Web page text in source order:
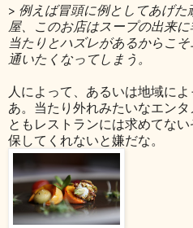
> 例えば冒頭に例としてあげ
屋、このお店はスープの出来
当たりとハズレがあるからこ
通いたくなってしまう。
人によって、あるいは地域に
あ。当たり外れみたいなエン
ともレストランには求めてな
保してくれないと嫌だな。